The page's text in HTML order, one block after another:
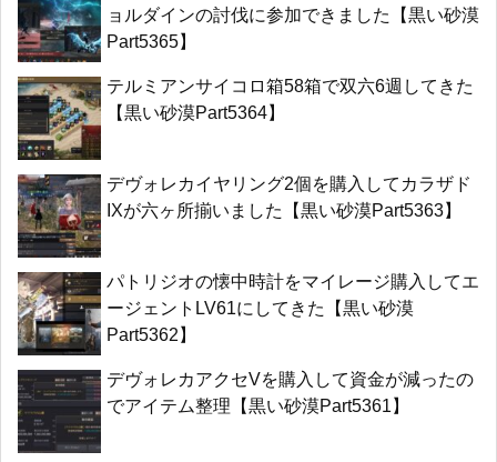
ョルダインの討伐に参加できました【黒い砂漠
Part5365】
テルミアンサイコロ箱58箱で双六6週してきた
【黒い砂漠Part5364】
デヴォレカイヤリング2個を購入してカラザド
IXが六ヶ所揃いました【黒い砂漠Part5363】
パトリジオの懐中時計をマイレージ購入してエ
ージェントLV61にしてきた【黒い砂漠
Part5362】
デヴォレカアクセVを購入して資金が減ったの
でアイテム整理【黒い砂漠Part5361】